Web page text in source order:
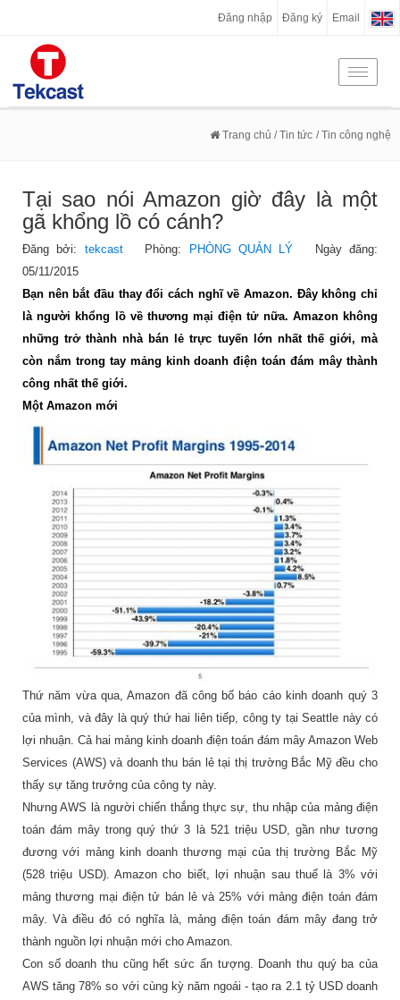
Đăng nhập Đăng ký Email
Toggle
Trang chủ / Tin tức / Tin công nghệ
Tại sao nói Amazon giờ đây là một
gã khổng lồ có cánh?
Đăng bởi: tekcastPhòng: PHÒNG QUẢN LÝ Ngày đăng:
05/11/2015
Bạn nên bắt đầu thay đổi cách nghĩ về Amazon. Đây không chỉ
là người khổng lồ về thương mại điện tử nữa. Amazon không
những trở thành nhà bán lẻ trực tuyến lớn nhất thế giới, mà
còn nắm trong tay mảng kinh doanh điện toán đám mây thành
công nhất thế giới.
Một Amazon mới
Thứ năm vừa qua, Amazon đã công bố báo cáo kinh doanh quý 3
của mình, và đây là quý thứ hai liên tiếp, công ty tại Seattle này có
lợi nhuận. Cả hai mảng kinh doanh điện toán đám mây Amazon Web
Services (AWS) và doanh thu bán lẻ tại thị trường Bắc Mỹ đều cho
thấy sự tăng trưởng của công ty này.
Nhưng AWS là người chiến thắng thực sự, thu nhập của mảng điện
toán đám mây trong quý thứ 3 là 521 triệu USD, gần như tương
đương với mảng kinh doanh thương mại của thị trường Bắc Mỹ
(528 triệu USD). Amazon cho biết, lợi nhuận sau thuế là 3% với
mảng thương mại điện tử bán lẻ và 25% với mảng điện toán đám
mây. Và điều đó có nghĩa là, mảng điện toán đám mây đang trở
thành nguồn lợi nhuận mới cho Amazon.
Con số doanh thu cũng hết sức ấn tượng. Doanh thu quý ba của
AWS tăng 78% so với cùng kỳ năm ngoái - tạo ra 2.1 tỷ USD doanh